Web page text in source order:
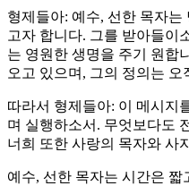
형제들아: 예수, 선한 목자
고자 합니다. 그를 받아들이
는 영원한 생명을 주기 원합
오고 있으며, 그의 정의는
따라서 형제들아: 이 메시지
며 실행하소서. 무엇보다도
너희 또한 사랑의 목자와 사
예수, 선한 목자는 시간은 짧